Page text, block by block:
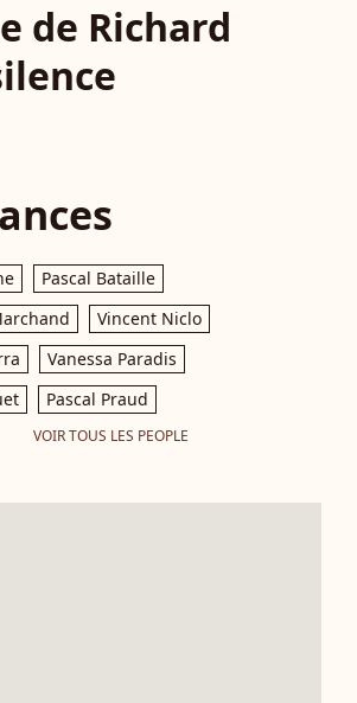
de Richard
Pascal Bataille
Vincent Niclo
Vanessa Paradis
Pascal Praud
VOIR TOUS LES PEOPLE